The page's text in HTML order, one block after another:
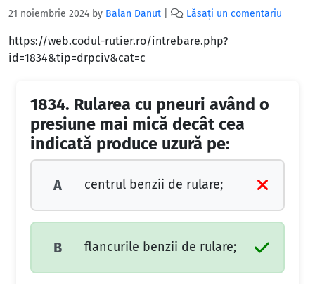
21 noiembrie 2024 by Balan Danut Lăsați un comentariu
https://web.codul-rutier.ro/intrebare.php?
id=1834&tip=drpciv&cat=c
1834. Rularea cu pneuri având o
presiune mai mică decât cea
indicată produce uzură pe:
A centrul benzii de rulare;
B flancurile benzii de rulare;